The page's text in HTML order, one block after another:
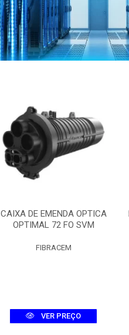
CAIXA DE EMENDA OPTICA
OPTIMAL 72 FO SVM
FIBRACEM
VER PREÇO